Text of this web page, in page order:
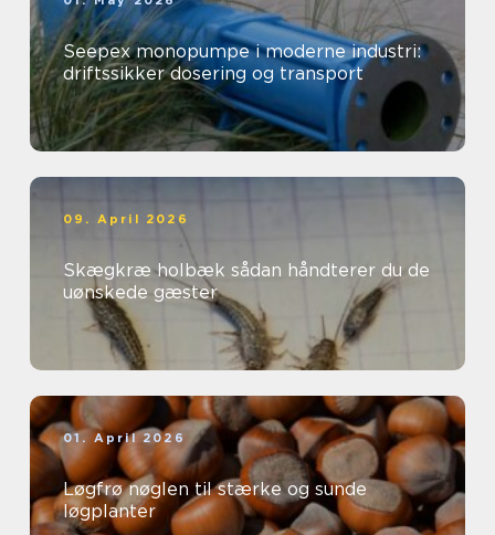
Seepex monopumpe i moderne industri:
driftssikker dosering og transport
09. April 2026
Skægkræ holbæk sådan håndterer du de
uønskede gæster
01. April 2026
Løgfrø nøglen til stærke og sunde
løgplanter